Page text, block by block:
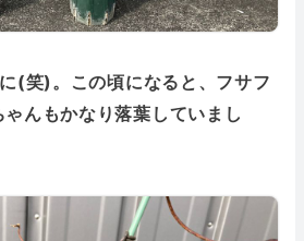
(笑)。この頃になると、フサフ
んもかなり落葉していまし